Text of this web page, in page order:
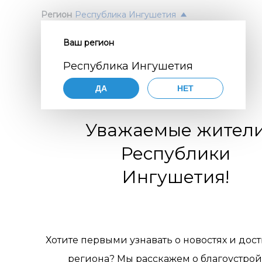
Регион Республика Ингушетия
Ваш регион
Республика Ингушетия
ДА НЕТ
Уважаемые
Республики
Ингушетия!
Хотите первыми узнавать о новостях и
региона? Мы расскажем о
Нажимая
по
Цели
1.